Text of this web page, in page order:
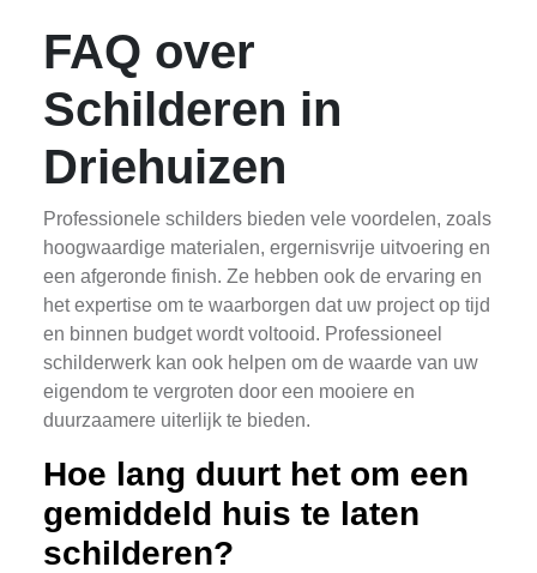
FAQ over
Schilderen in
Driehuizen
Professionele schilders bieden vele voordelen, zoals
hoogwaardige materialen, ergernisvrije uitvoering en
een afgeronde finish. Ze hebben ook de ervaring en
het expertise om te waarborgen dat uw project op tijd
en binnen budget wordt voltooid. Professioneel
schilderwerk kan ook helpen om de waarde van uw
eigendom te vergroten door een mooiere en
duurzaamere uiterlijk te bieden.
Hoe lang duurt het om een
gemiddeld huis te laten
schilderen?